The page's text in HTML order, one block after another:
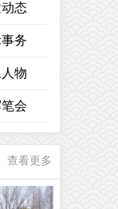
态
务
物
会
查看更多